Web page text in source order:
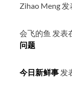
Zihao Meng 发
会飞的鱼 发表
问题
今日新鲜事 发